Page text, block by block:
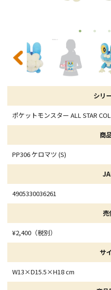
シリ
ポケットモンスター ALL STAR
商
PP306 ケロマツ (S)
4905330036261
売
¥2,400（税別）
サ
W13×D15.5×H18 cm